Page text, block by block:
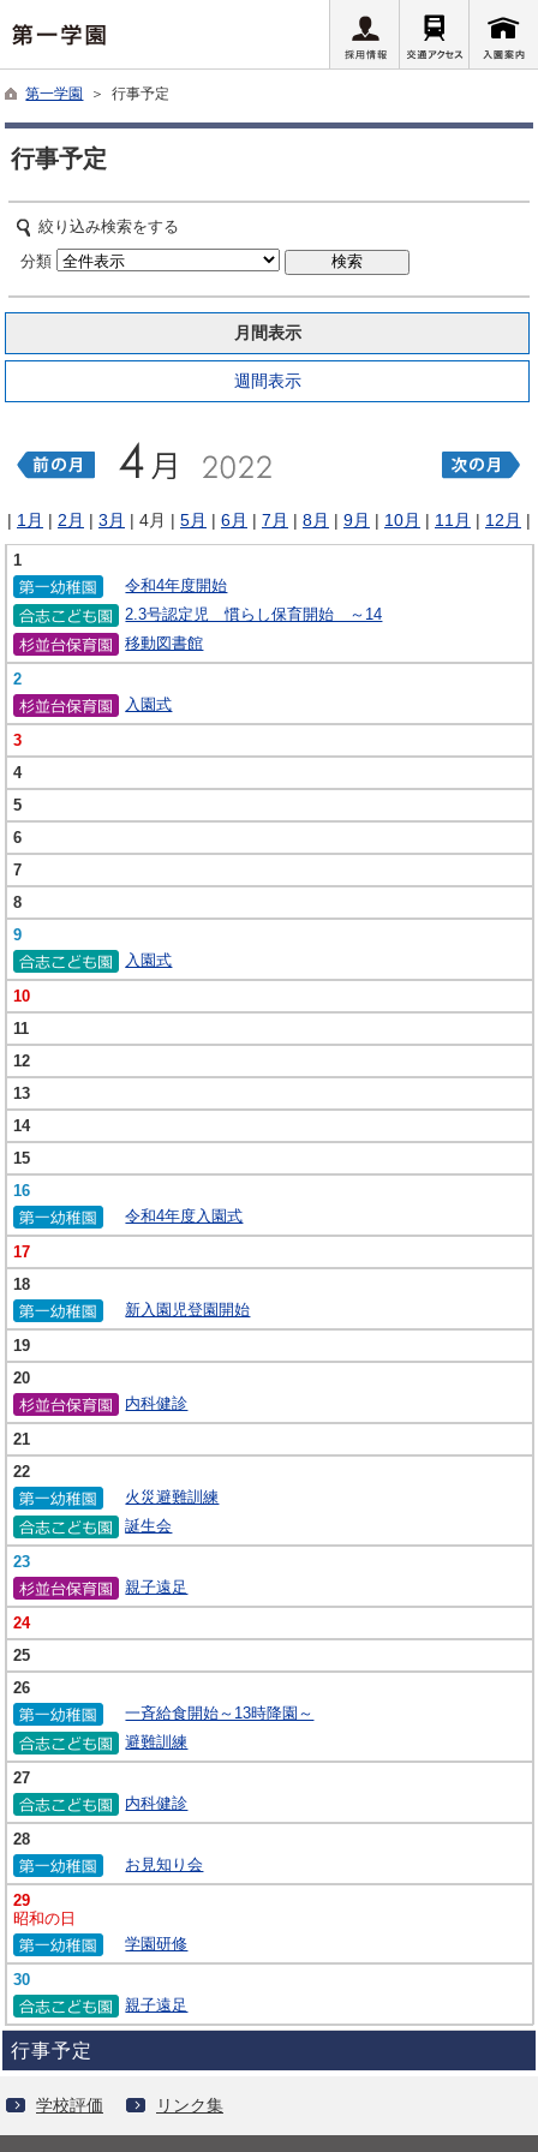
第一学園 ＞ 行事予定
行事予定
絞り込み検索をする
分類
月間表示
週間表示
| 1月 | 2月 | 3月 | 4月 | 5月 | 6月 | 7月 | 8月 | 9月 | 10月 | 11月 | 12月 |
1
令和4年度開始
2.3号認定児 慣らし保育開始 ～14
移動図書館
2
入園式
3
4
5
6
7
8
9
入園式
10
11
12
13
14
15
16
令和4年度入園式
17
18
新入園児登園開始
19
20
内科健診
21
22
火災避難訓練
誕生会
23
親子遠足
24
25
26
一斉給食開始～13時降園～
避難訓練
27
内科健診
28
お見知り会
29
昭和の日
学園研修
30
親子遠足
行事予定
学校評価 リンク集